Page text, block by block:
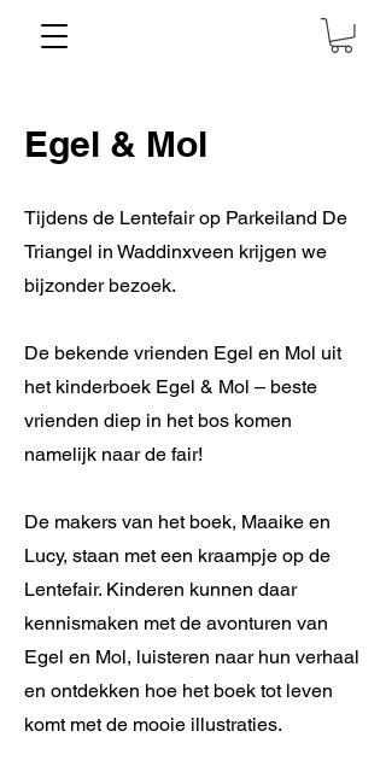
Egel & Mol
Tijdens de Lentefair op Parkeiland De
Triangel in Waddinxveen krijgen we
bijzonder bezoek.
De bekende vrienden Egel en Mol uit
het kinderboek Egel & Mol – beste
vrienden diep in het bos komen
namelijk naar de fair!
De makers van het boek, Maaike en
Lucy, staan met een kraampje op de
Lentefair. Kinderen kunnen daar
kennismaken met de avonturen van
Egel en Mol, luisteren naar hun verhaal
en ontdekken hoe het boek tot leven
komt met de mooie illustraties.